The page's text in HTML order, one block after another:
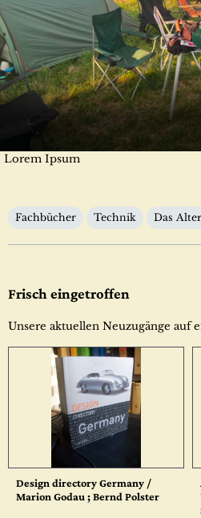
Lorem Ipsum
Fachbücher Technik Das
Frisch eingetroffen
Unsere aktuellen Neuzugänge auf
Design directory Germany /
Marion Godau ; Bernd Polster